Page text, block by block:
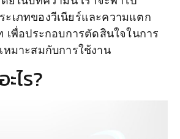
ะเภทของวีเนียร์และความแตก
เพื่อประกอบการตัดสินใจในการ
หมาะสมกับการใช้งาน
ไร?